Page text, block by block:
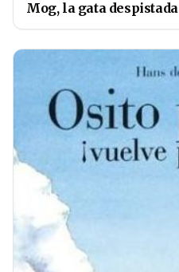
Mog, la gata despistada